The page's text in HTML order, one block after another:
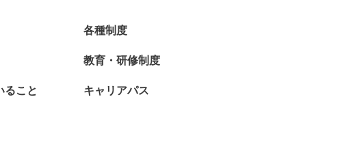
ること
各種制度
教育・研修制度
キャリアパス